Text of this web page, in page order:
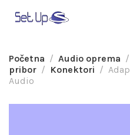
Početna Audio oprema
pribor
Konektori
Audio